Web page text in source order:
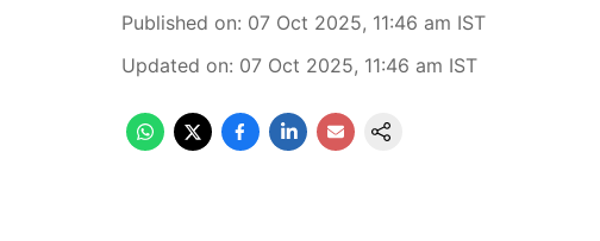
Published on: 07 Oct 2025, 11:46 am IST
Updated on: 07 Oct 2025, 11:46 am IST